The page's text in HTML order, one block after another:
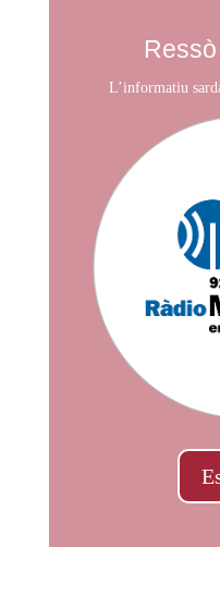
L’informatiu